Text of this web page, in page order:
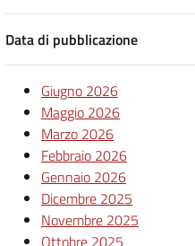
Data di pubblicazione
Giugno 2026
Maggio 2026
Marzo 2026
Febbraio 2026
Gennaio 2026
Dicembre 2025
Novembre 2025
Ottobre 2025